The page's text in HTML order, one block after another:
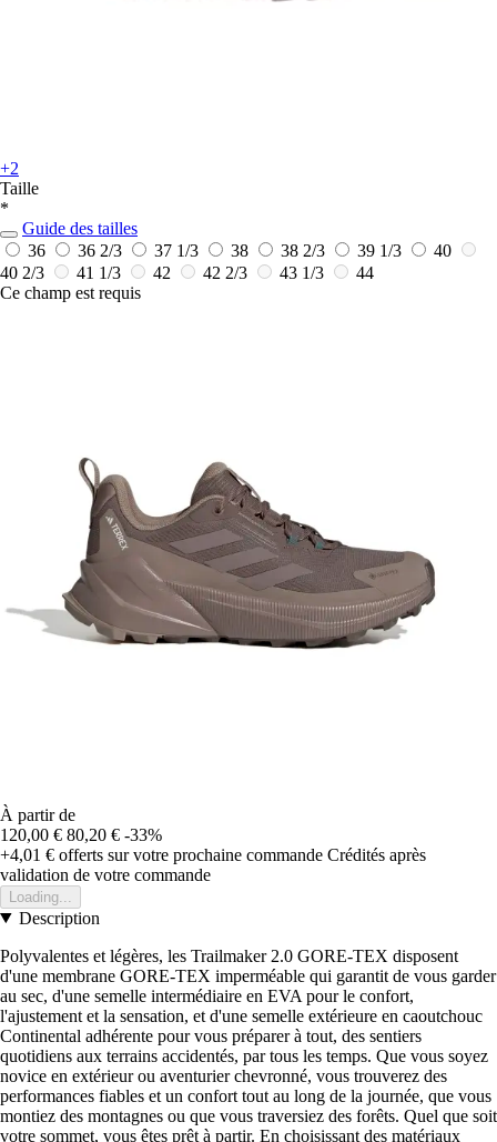
+2
Taille
*
Guide des tailles
36
36 2/3 37 1/3 38 38 2/3 39 1/3
40
40 2/3
41 1/3 42 42 2/3 43 1/3
44
Ce champ est requis
À partir de
120,00 € 80,20 € -33%
+4,01 € offerts sur votre prochaine commande Crédités après
validation de votre commande
Loading...
Description
Polyvalentes et légères, les Trailmaker 2.0 GORE-TEX disposent
d'une membrane GORE-TEX imperméable qui garantit de vous garder
au sec, d'une semelle intermédiaire en EVA pour le confort,
l'ajustement et la sensation, et d'une semelle extérieure en caoutchouc
Continental adhérente pour vous préparer à tout, des sentiers
quotidiens aux terrains accidentés, par tous les temps. Que vous soyez
novice en extérieur ou aventurier chevronné, vous trouverez des
performances fiables et un confort tout au long de la journée, que vous
montiez des montagnes ou que vous traversiez des forêts. Quel que soit
votre sommet, vous êtes prêt à partir. En choisissant des matériaux